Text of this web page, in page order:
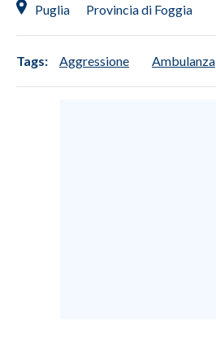
Puglia Provincia di Foggia
Tags: Aggressione Ambulanza